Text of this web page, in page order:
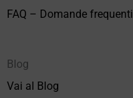
FAQ – Domande frequenti
Blog
Vai al Blog